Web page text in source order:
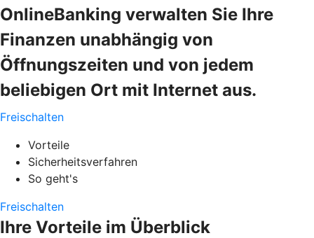
OnlineBanking verwalten Sie Ihre
Finanzen unabhängig von
Öffnungszeiten und von jedem
beliebigen Ort mit Internet aus.
Freischalten
Vorteile
Sicherheitsverfahren
So geht's
Freischalten
Ihre Vorteile im Überblick